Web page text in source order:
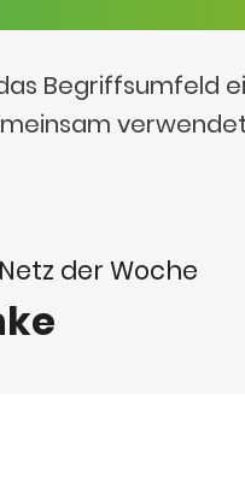
Begriffsumfeld
der Woche